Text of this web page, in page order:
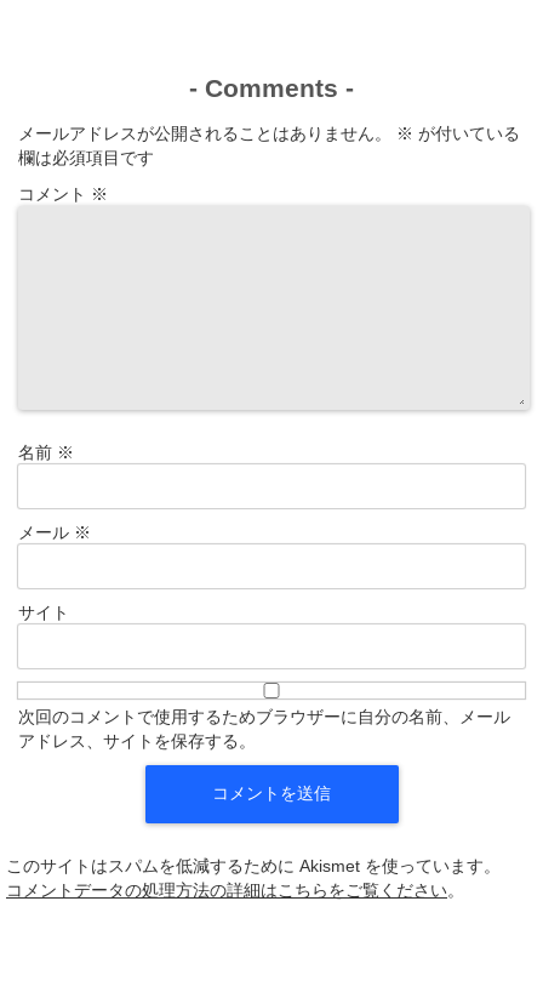
- Comments -
メールアドレスが公開されることはありません。 ※ が付いている
欄は必須項目です
コメント ※
名前 ※
メール ※
サイト
次回のコメントで使用するためブラウザーに自分の名前、メール
アドレス、サイトを保存する。
このサイトはスパムを低減するために Akismet を使っています。
コメントデータの処理方法の詳細はこちらをご覧ください。